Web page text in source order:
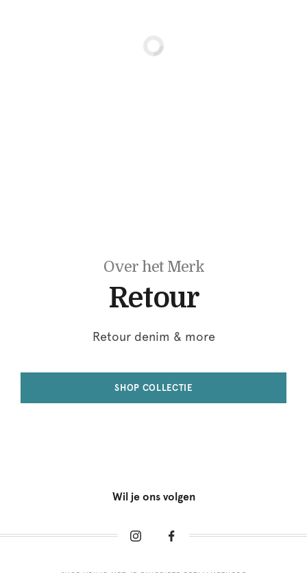
Over het Merk
Retour
Retour denim & more
SHOP COLLECTIE
Wil je ons volgen